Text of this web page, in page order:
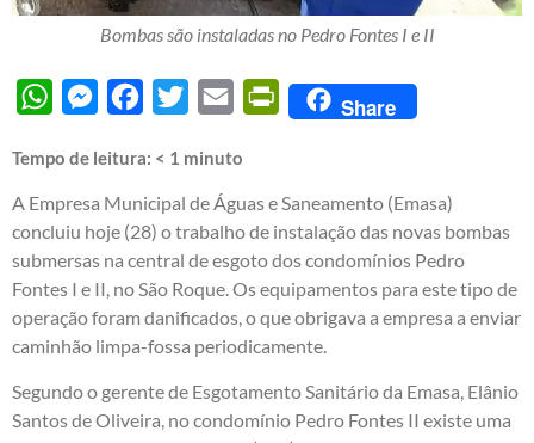
Bombas são instaladas no Pedro Fontes I e II
WhatsAppMessengerFacebook
Twitter Email PrintFriendly
Share
Tempo de leitura: < 1 minuto
A Empresa Municipal de Águas e Saneamento (Emasa)
concluiu hoje (28) o trabalho de instalação das novas bombas
submersas na central de esgoto dos condomínios Pedro
Fontes I e II, no São Roque. Os equipamentos para este tipo de
operação foram danificados, o que obrigava a empresa a enviar
caminhão limpa-fossa periodicamente.
Segundo o gerente de Esgotamento Sanitário da Emasa, Elânio
Santos de Oliveira, no condomínio Pedro Fontes II existe uma